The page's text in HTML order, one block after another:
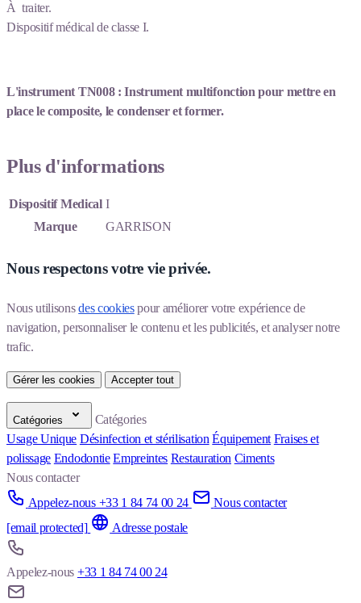
À traiter.
Dispositif médical de classe I.
L'instrument TN008 : Instrument multifonction pour mettre en
place le composite, le condenser et former.
Plus d'informations
Dispositif Medical I
Marque
GARRISON
Nous respectons votre vie privée.
Nous utilisons des cookies pour améliorer votre expérience de
navigation, personnaliser le contenu et les publicités, et analyser notre
trafic.
Gérer les cookies Accepter tout
Catégories
Catégories
Usage Unique Désinfection et stérilisation Équipement Fraises et
polissage Endodontie Empreintes Restauration Ciments
Nous contacter
Appelez-nous +33 1 84 74 00 24
Nous contacter
[email protected]
Adresse postale
Appelez-nous +33 1 84 74 00 24